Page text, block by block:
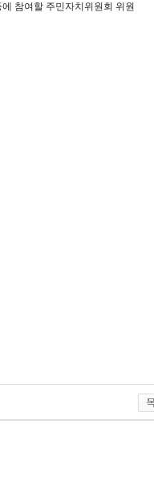
참여할 주민자치위원회 위원